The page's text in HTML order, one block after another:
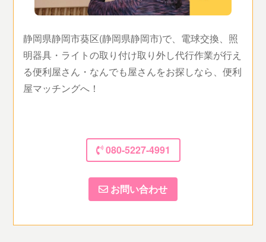
静岡県静岡市葵区(静岡県静岡市)で、電球交換、照
明器具・ライトの取り付け取り外し代行作業が行え
る便利屋さん・なんでも屋さんをお探しなら、便利
屋マッチングへ！
080-5227-4991
お問い合わせ